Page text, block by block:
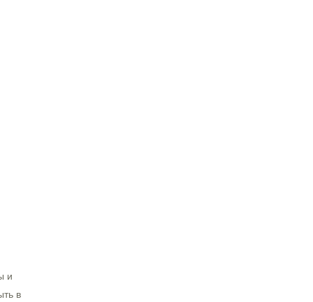
и
в